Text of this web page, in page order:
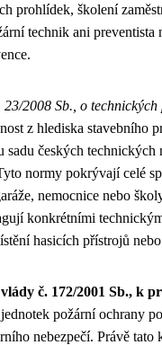
prohlídek, školení
technik ani preventista
23/2008 Sb., o
z hlediska stavebního
sadu českých
normy pokrývají celé
nemocnice nebo
konkrétními
hasicích přístrojů
č. 172/2001 Sb., k
požární ochrany
nebezpečí. Právě tato